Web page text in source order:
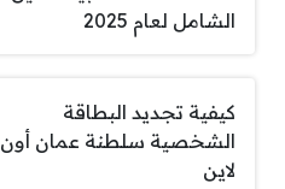
الشامل لعام 2025
كيفية تجديد البطاقة
الشخصية سلطنة عمان أون
لاين